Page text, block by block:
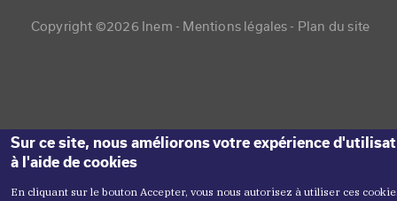
Copyright ©2026 Inem - Copyright menu
Mentions légales Plan du site
Sur ce site, nous améliorons votre expérience
à l'aide de cookies
En cliquant sur le bouton Accepter, vous nous autorisez à utiliser ces